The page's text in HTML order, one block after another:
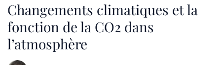
Changements climatiques et la
fonction de la CO2 dans
l’atmosphère